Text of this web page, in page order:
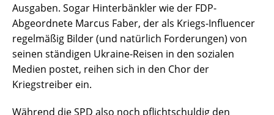
Ausgaben. Sogar Hinterbänkler wie der FDP-
Abgeordnete Marcus Faber, der als Kriegs-Influencer
regelmäßig Bilder (und natürlich Forderungen) von
seinen ständigen Ukraine-Reisen in den sozialen
Medien postet, reihen sich in den Chor der
Kriegstreiber ein.
Während die SPD also noch pflichtschuldig den